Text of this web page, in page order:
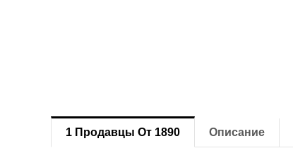
1 Продавцы От 1890 Описание